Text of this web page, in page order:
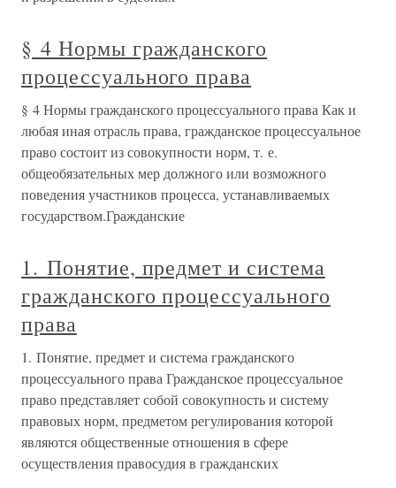
§ 4 Нормы гражданского
процессуального права
§ 4 Нормы гражданского процессуального права Как и
любая иная отрасль права, гражданское процессуальное
право состоит из совокупности норм, т. е.
общеобязательных мер должного или возможного
поведения участников процесса, устанавливаемых
государством.Гражданские
1. Понятие, предмет и система
гражданского процессуального
права
1. Понятие, предмет и система гражданского
процессуального права Гражданское процессуальное
право представляет собой совокупность и систему
правовых норм, предметом регулирования которой
являются общественные отношения в сфере
осуществления правосудия в гражданских